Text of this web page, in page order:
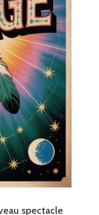
spectacle